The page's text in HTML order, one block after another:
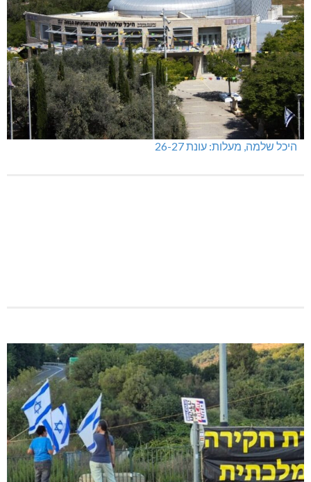
מכבי מעלות: 13 מדליות באליפות ישראל